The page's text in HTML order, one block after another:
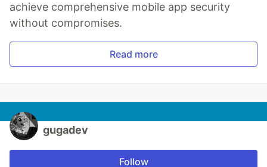
achieve comprehensive mobile app security
without compromises.
Read more
gugadev
Follow